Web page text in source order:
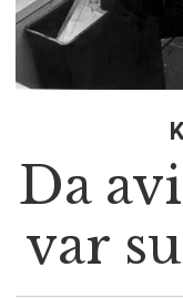
Da
var